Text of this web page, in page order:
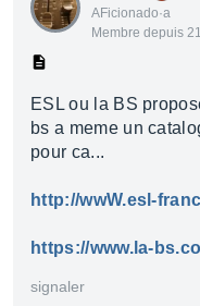
AFicionado·a
Membre depuis
ESL ou la BS
bs a meme un
pour ca...
http://wwW.esl-
https://www.la-
signaler